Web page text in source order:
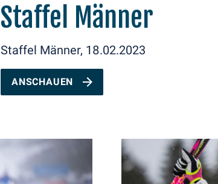
Staffel Männer
Staffel Männer, 18.02.2023
ANSCHAUEN